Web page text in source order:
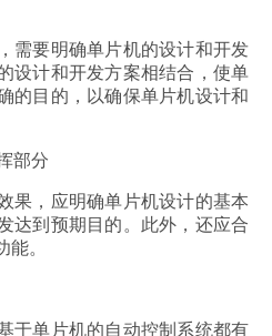
需要明确单片机的设计和开发
设计和开发方案相结合，使单
的目的，以确保单片机设计和
部分
果，应明确单片机设计的基本
达到预期目的。此外，还应合
。
于单片机的自动控制系统都有